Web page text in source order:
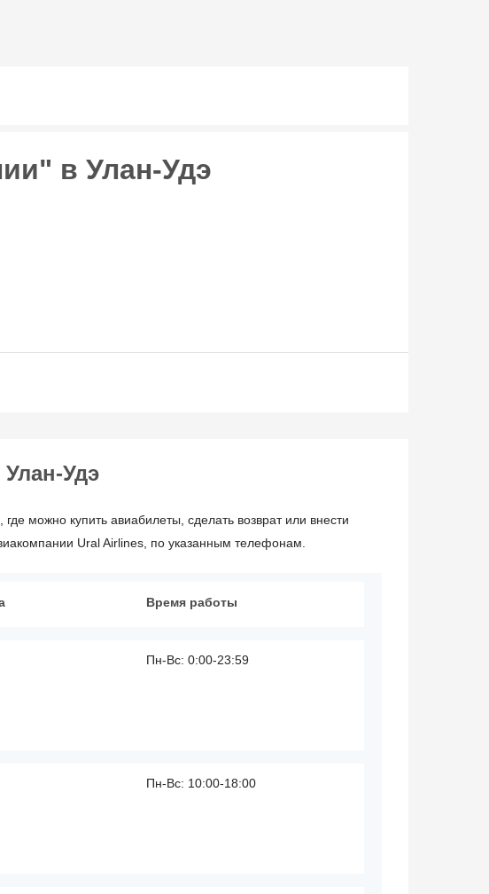
в Улан-Удэ
Удэ
можно купить авиабилеты, сделать возврат или внести
Ural Airlines, по указанным телефонам.
Время работы
Пн-Вс: 0:00-23:59
Пн-Вс: 10:00-18:00